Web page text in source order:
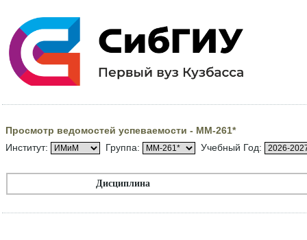
Просмотр ведомостей успеваемости - ММ-261*
Институт:
Группа: Учебный Год:
Дисциплина